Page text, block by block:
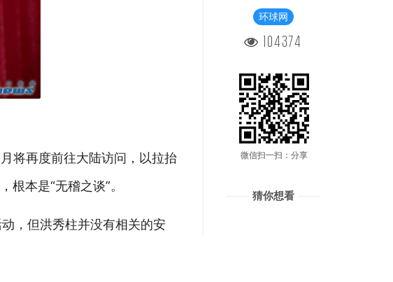
将再度前往大陆访问，以拉抬
本是“无稽之谈”。
，但洪秀柱并没有相关的安
环球网
104374
微信扫一扫：分享
猜你想看